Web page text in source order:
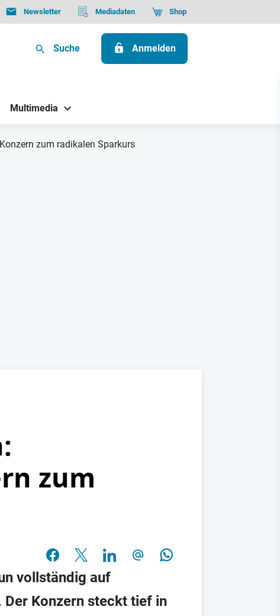
Newsletter Mediadaten Shop
Suche Anmelden
Multimedia
zum radikalen Sparkurs
zum
vollständig auf
Konzern steckt tief in